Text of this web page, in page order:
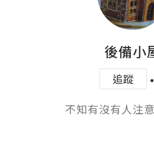
後備小
追蹤
不知有沒有人注